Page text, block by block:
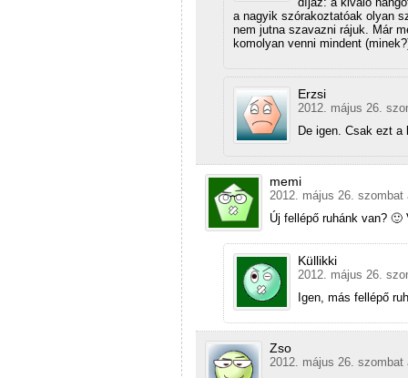
a nagyik szórakoztatóak olyan
nem jutna szavazni rájuk. Már
komolyan venni mindent
Erzsi
2012. május 26.
De igen. Csak ezt
memi
2012. május 26. szombat
Új fellépő ruhánk van?
Küllikki
2012. május 26.
Igen, más fellépő
Zso
2012. május 26. szombat